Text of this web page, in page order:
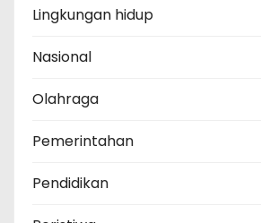
Lingkungan hidup
Nasional
Olahraga
Pemerintahan
Pendidikan